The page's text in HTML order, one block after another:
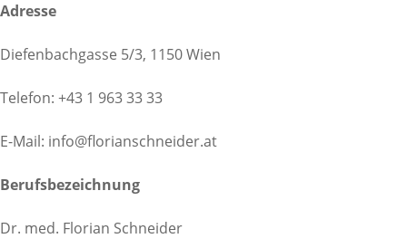
Adresse
Diefenbachgasse 5/3, 1150 Wien
Telefon: +43 1 963 33 33
E-Mail: info@florianschneider.at
Berufsbezeichnung
Dr. med. Florian Schneider